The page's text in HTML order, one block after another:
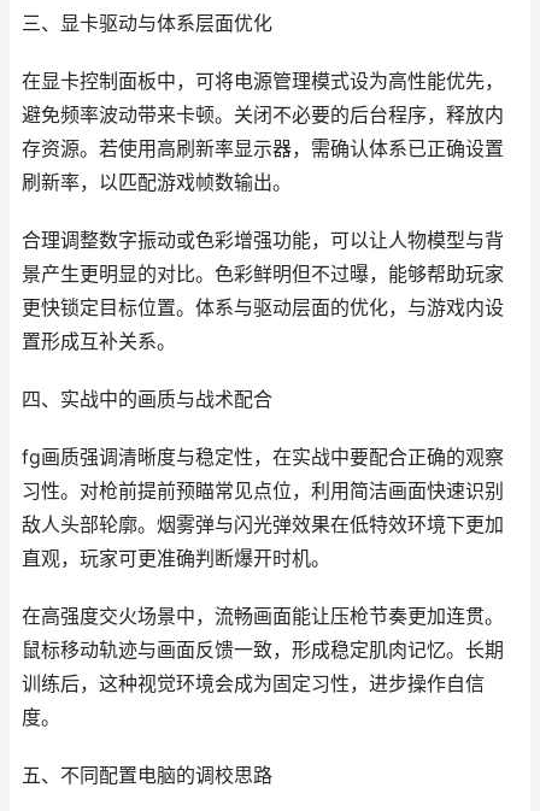
三、显卡驱动与体系层面优化
在显卡控制面板中，可将电源管理模式设为高性能优先，
避免频率波动带来卡顿。关闭不必要的后台程序，释放内
存资源。若使用高刷新率显示器，需确认体系已正确设置
刷新率，以匹配游戏帧数输出。
合理调整数字振动或色彩增强功能，可以让人物模型与背
景产生更明显的对比。色彩鲜明但不过曝，能够帮助玩家
更快锁定目标位置。体系与驱动层面的优化，与游戏内设
置形成互补关系。
四、实战中的画质与战术配合
fg画质强调清晰度与稳定性，在实战中要配合正确的观察
习性。对枪前提前预瞄常见点位，利用简洁画面快速识别
敌人头部轮廓。烟雾弹与闪光弹效果在低特效环境下更加
直观，玩家可更准确判断爆开时机。
在高强度交火场景中，流畅画面能让压枪节奏更加连贯。
鼠标移动轨迹与画面反馈一致，形成稳定肌肉记忆。长期
训练后，这种视觉环境会成为固定习性，进步操作自信
度。
五、不同配置电脑的调校思路